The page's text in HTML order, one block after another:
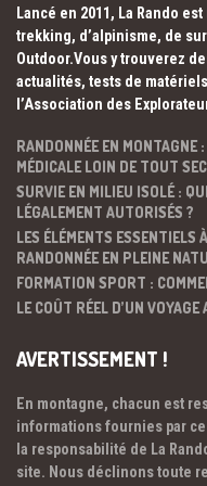
Lancé en 2011, La Rando
trekking, d’alpinisme, de
Outdoor.Vous y trouverez
actualités, tests de
l’Association des
RANDONNÉE EN MONTAGNE
MÉDICALE LOIN DE TOUT
SURVIE EN MILIEU ISOLÉ :
LÉGALEMENT AUTORISÉS ?
LES ÉLÉMENTS ESSENTIELS
RANDONNÉE EN PLEINE
FORMATION SPORT :
LE COÛT RÉEL D’UN VOYAGE
AVERTISSEMENT !
En montagne, chacun est
informations fournies par
la responsabilité de La
site. Nous déclinons toute